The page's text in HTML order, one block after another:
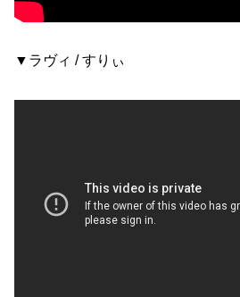
▼ラヴィ / すりぃ